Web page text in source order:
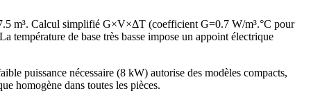
m³. Calcul simplifié G×V×ΔT (coefficient G=0.7 W/m³.°C pour
de base très basse impose un appoint électrique
puissance nécessaire (8 kW) autorise des modèles compacts,
homogène dans toutes les pièces.